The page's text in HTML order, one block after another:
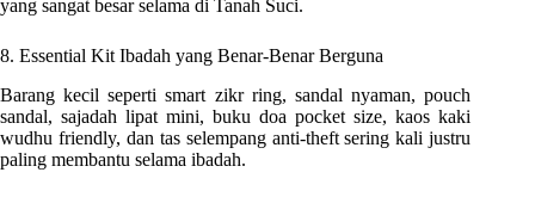
yang sangat besar selama di Tanah Suci.
8. Essential Kit Ibadah yang Benar-Benar Berguna
Barang kecil seperti smart zikr ring, sandal nyaman, pouch
sandal, sajadah lipat mini, buku doa pocket size, kaos kaki
wudhu friendly, dan tas selempang anti-theft sering kali justru
paling membantu selama ibadah.